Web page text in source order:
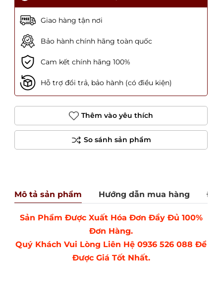
Giao hàng tận nơi
Bảo hành chính hãng toàn quốc
Cam kết chính hãng 100%
Hỗ trợ đổi trả, bảo hành (có điều kiện)
Thêm vào yêu thích
Mô tả sản phẩm Hướng dẫn mua hàng
Sản Phẩm Được Xuất Hóa Đơn Đầy Đủ 100%
Đơn Hàng.
Quý Khách Vui Lòng Liên Hệ 0936 526 088 Để
Được Giá Tốt Nhất.